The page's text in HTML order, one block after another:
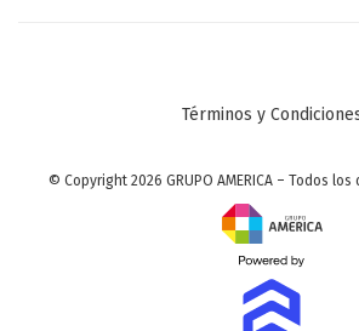
Términos y
© Copyright 2026 GRUPO AMERICA – Todos